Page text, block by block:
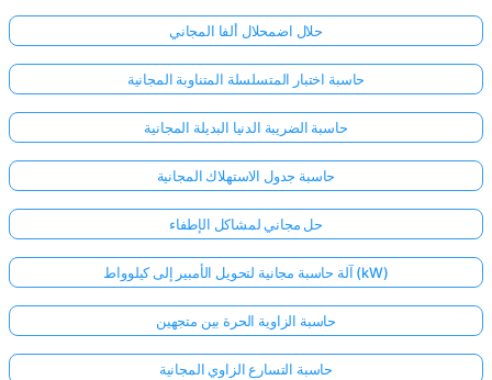
حلال اضمحلال ألفا المجاني
حاسبة اختبار المتسلسلة المتناوبة المجانية
حاسبة الضريبة الدنيا البديلة المجانية
حاسبة جدول الاستهلاك المجانية
حل مجاني لمشاكل الإطفاء
آلة حاسبة مجانية لتحويل الأمبير إلى كيلوواط (kW)
حاسبة الزاوية الحرة بين متجهين
حاسبة التسارع الزاوي المجانية